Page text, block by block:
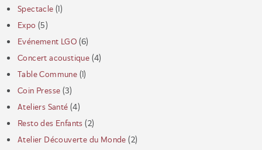
Spectacle (1)
Expo (5)
Evénement LGO (6)
Concert acoustique (4)
Table Commune (1)
Coin Presse (3)
Ateliers Santé (4)
Resto des Enfants (2)
Atelier Découverte du Monde (2)